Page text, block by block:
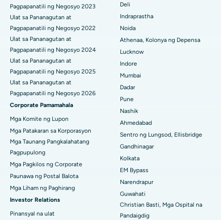
Pinakamahusay na Ospital sa Canal Circular Road, Kolkata
Pinakamahusay na Ospital sa CBD Belapur, Navi Mumbai
Pinakamahusay na Ospital sa Panchavati, Nashik
Pinakamahusay na Ospital sa Secunderabad, Hyderabad
Pinakamahusay na Ospital sa Seshadripuram, Bangalore
Pinakamahusay na Ospital sa Waltair Main Road,
Visakhapatnam
Pinakamahusay na Ospital sa Subhash Nagar Road,
Karimnagar
Pinakamahusay na Ospital sa Managari, Karaikudi
Pinakamahusay na Ospital sa Arepally, Warangal
Pinakamahusay na Ospital sa Arera Colony, Bhopal
ERCP
Pagpapanatili ng Negosyo 2023
Ulat sa Pananagutan at
Pagpapanatili ng Negosyo 2022
Ulat sa Pananagutan at
Pagpapanatili ng Negosyo 2024
Ulat sa Pananagutan at
Pagpapanatili ng Negosyo 2025
Ulat sa Pananagutan at
Pagpapanatili ng Negosyo 2026
Corporate Pamamahala
Mga Komite ng Lupon
Mga Patakaran sa Korporasyon
Mga Taunang Pangkalahatang
Pagpupulong
Mga Pagkilos ng Corporate
Paunawa ng Postal Balota
Mga Liham ng Paghirang
Investor Relations
Pinansyal na ulat
Deli
Indraprastha
Noida
Athenaa, Kolonya ng Depensa
Lucknow
Indore
Mumbai
Dadar
Pune
Nashik
Ahmedabad
Sentro ng Lungsod, Ellisbridge
Gandhinagar
Kolkata
EM Bypass
Narendrapur
Guwahati
Christian Basti, Mga Ospital na
Pandaigdig